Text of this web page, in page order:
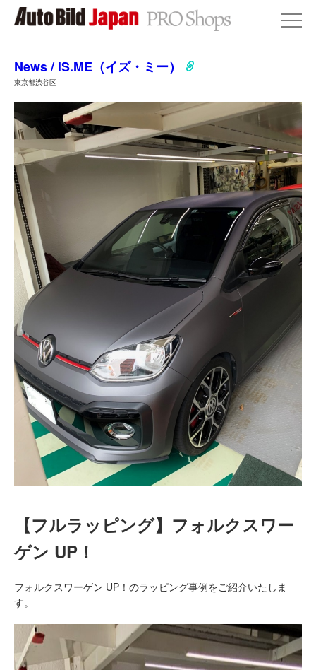
News / iS.ME（イズ・ミー）
東京都渋谷区
【フルラッピング】フォルクスワー
ゲン UP！
フォルクスワーゲン UP！のラッピング事例をご紹介いたしま
す。